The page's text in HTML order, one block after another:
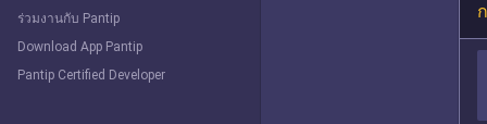
ร่วมงานกับ Pantip
Download App Pantip
Pantip Certified Developer